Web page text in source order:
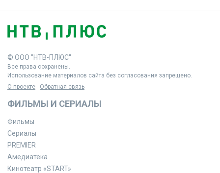
© ООО "НТВ-ПЛЮС"
Все права сохранены.
Использование материалов сайта без согласования запрещено.
О проекте
Обратная связь
ФИЛЬМЫ И СЕРИАЛЫ
Фильмы
Сериалы
PREMIER
Амедиатека
Кинотеатр «START»